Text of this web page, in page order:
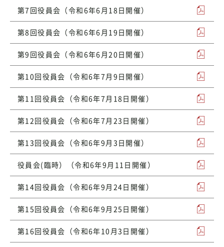
第7回役員会（令和6年6月18日開催）
第8回役員会（令和6年6月19日開催）
第9回役員会（令和6年6月20日開催）
第10回役員会（令和6年7月9日開催）
第11回役員会（令和6年7月18日開催）
第12回役員会（令和6年7月23日開催）
第13回役員会（令和6年9月3日開催）
役員会(臨時）（令和6年9月11日開催）
第14回役員会（令和6年9月24日開催）
第15回役員会（令和6年9月25日開催）
第16回役員会（令和6年10月3日開催）